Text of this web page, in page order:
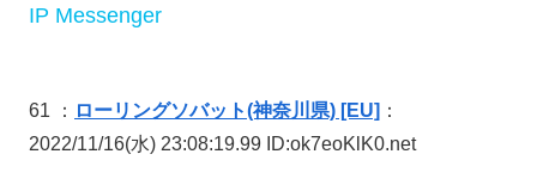
IP Messenger
61 ： ローリングソバット(神奈川県) [EU] ：
2022/11/16(水) 23:08:19.99 ID:ok7eoKlK0.net